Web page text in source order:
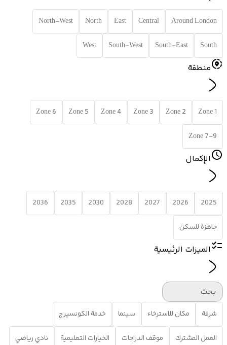
Around London
Central
East
North
North-West
South
South-East
South-West
West
منطقة
Zone 1
Zone 2
Zone 3
Zone 4
Zone 5
Zone 6
Zone 7-9
الإكمال
2025
2026
2027
2028
2030
2035
2036
جاهزة للسكن
الميزات الرئيسية
بحث
شرفة مكان للاسترخاء سينما خدمة الكونسيرج
العمل المشترك موقف الدراجات الخيارات التعليمية نادي رياضي